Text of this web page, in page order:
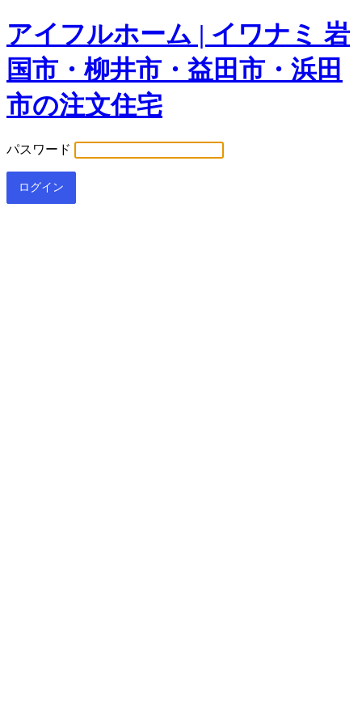
アイフルホーム | イワナミ 岩
国市・柳井市・益田市・浜田
市の注文住宅
パスワード